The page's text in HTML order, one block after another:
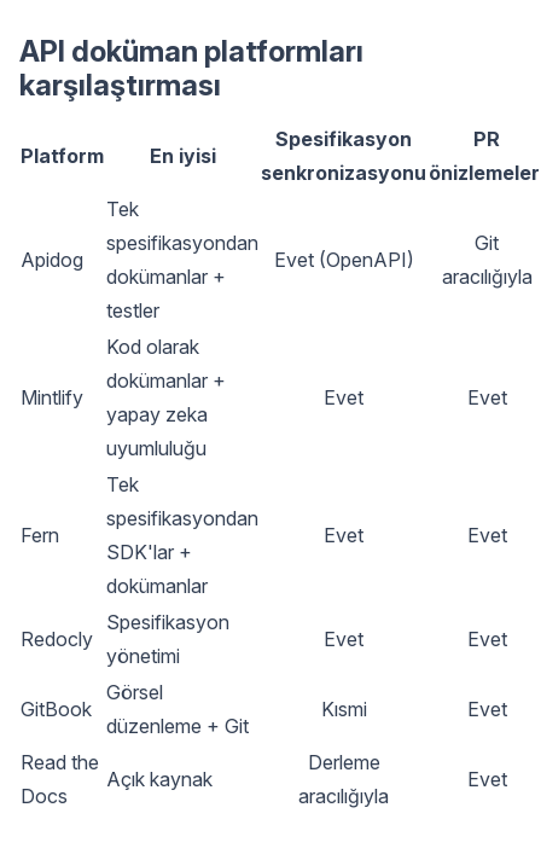
API doküman platformları
karşılaştırması
Platform En iyisi
Spesifikasyon
senkronizasyonu
PR
Apidog
Tek
spesifikasyondan
dokümanlar +
testler
Evet (OpenAPI)
Git
aracılığıyla
Mintlify
Kod olarak
dokümanlar +
yapay zeka
uyumluluğu
Evet Evet
Fern
Tek
spesifikasyondan
SDK'lar +
dokümanlar
Evet Evet
Redocly
Spesifikasyon
yönetimi
Evet Evet
GitBook
Görsel
düzenleme + Git
Kısmi Evet
Read the
Docs
Açık kaynak
Derleme
aracılığıyla
Evet